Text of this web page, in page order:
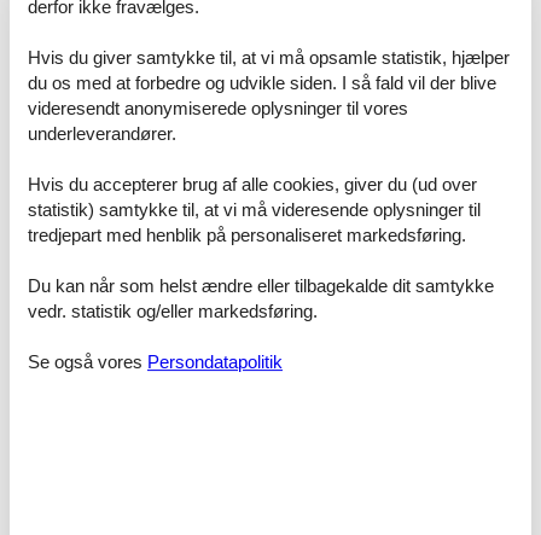
Partys oder Gruppenveranstaltungen sind auf dem Gelände der
Unterkunft streng verboten.
Haustiere sind nicht gestattet.
groß und in Bad, separates Schlafzimmer und Ess-/Wohnbereich
aufgeteilt. Sie ist hell und liebevoll eingerichtet. Im Schlafbereich ist
ein großes Doppelbett, Schrank und Kleiderständer. Der
Beistelltisch, Küche und einen Esstisch mit 4 Stühlen. Die Küche ist
ausgestattet mit Kühlschrank, 2-Plattenkochfeld und Spüle. Teller
und Besteck sowie Gläser und Tassen sind mehrfach vorhanden.
oder Traubensaft zur Verkostung geschenkt.
derfor ikke fravælges.
Hvis du giver samtykke til, at vi må opsamle statistik, hjælper
du os med at forbedre og udvikle siden. I så fald vil der blive
videresendt anonymiserede oplysninger til vores
underleverandører.
Hvis du accepterer brug af alle cookies, giver du (ud over
statistik) samtykke til, at vi må videresende oplysninger til
tredjepart med henblik på personaliseret markedsføring.
Du kan når som helst ændre eller tilbagekalde dit samtykke
vedr. statistik og/eller markedsføring.
Se også vores Persondatapolitik